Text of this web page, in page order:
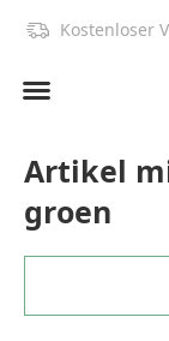
Kostenloser
Artikel
groen